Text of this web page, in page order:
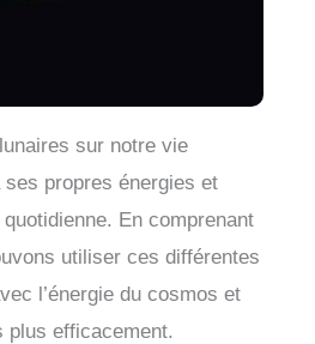
sur notre vie
ses propres énergies et
En comprenant
utiliser ces différentes
l’énergie du cosmos et
plus efficacement.